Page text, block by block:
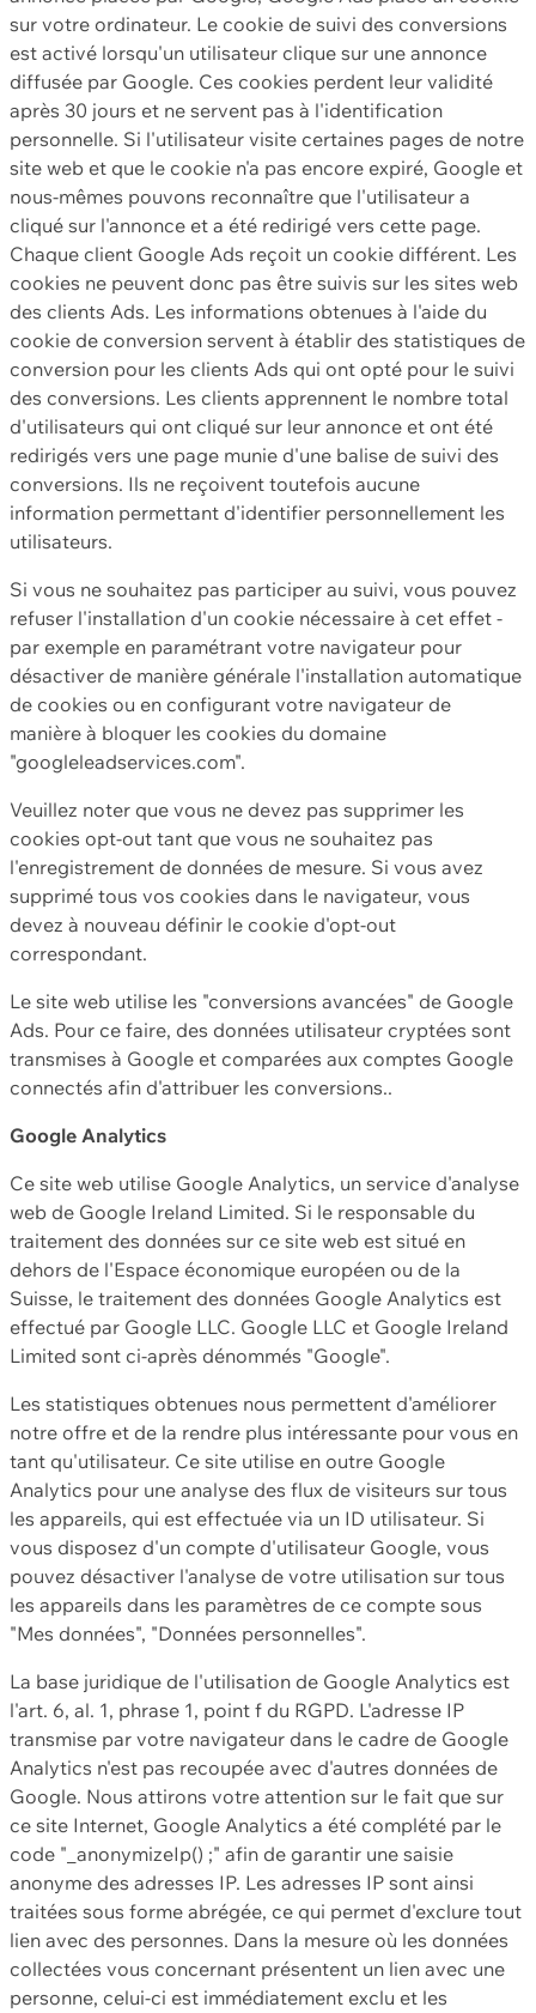
sur votre ordinateur. Le cookie de suivi des conversions
est activé lorsqu'un utilisateur clique sur une annonce
diffusée par Google. Ces cookies perdent leur validité
après 30 jours et ne servent pas à l'identification
personnelle. Si l'utilisateur visite certaines pages de notre
site web et que le cookie n'a pas encore expiré, Google et
nous-mêmes pouvons reconnaître que l'utilisateur a
cliqué sur l'annonce et a été redirigé vers cette page.
Chaque client Google Ads reçoit un cookie différent. Les
cookies ne peuvent donc pas être suivis sur les sites web
des clients Ads. Les informations obtenues à l'aide du
cookie de conversion servent à établir des statistiques de
conversion pour les clients Ads qui ont opté pour le suivi
des conversions. Les clients apprennent le nombre total
d'utilisateurs qui ont cliqué sur leur annonce et ont été
redirigés vers une page munie d'une balise de suivi des
conversions. Ils ne reçoivent toutefois aucune
information permettant d'identifier personnellement les
utilisateurs.
Si vous ne souhaitez pas participer au suivi, vous pouvez
refuser l'installation d'un cookie nécessaire à cet effet -
par exemple en paramétrant votre navigateur pour
désactiver de manière générale l'installation automatique
de cookies ou en configurant votre navigateur de
manière à bloquer les cookies du domaine
"googleleadservices.com".
Veuillez noter que vous ne devez pas supprimer les
cookies opt-out tant que vous ne souhaitez pas
l'enregistrement de données de mesure. Si vous avez
supprimé tous vos cookies dans le navigateur, vous
devez à nouveau définir le cookie d'opt-out
correspondant.
Le site web utilise les "conversions avancées" de Google
Ads. Pour ce faire, des données utilisateur cryptées sont
transmises à Google et comparées aux comptes Google
connectés afin d'attribuer les conversions..
Google Analytics
Ce site web utilise Google Analytics, un service d'analyse
web de Google Ireland Limited. Si le responsable du
traitement des données sur ce site web est situé en
dehors de l'Espace économique européen ou de la
Suisse, le traitement des données Google Analytics est
effectué par Google LLC. Google LLC et Google Ireland
Limited sont ci-après dénommés "Google".
Les statistiques obtenues nous permettent d'améliorer
notre offre et de la rendre plus intéressante pour vous en
tant qu'utilisateur. Ce site utilise en outre Google
Analytics pour une analyse des flux de visiteurs sur tous
les appareils, qui est effectuée via un ID utilisateur. Si
vous disposez d'un compte d'utilisateur Google, vous
pouvez désactiver l'analyse de votre utilisation sur tous
les appareils dans les paramètres de ce compte sous
"Mes données", "Données personnelles".
La base juridique de l'utilisation de Google Analytics est
l'art. 6, al. 1, phrase 1, point f du RGPD. L'adresse IP
transmise par votre navigateur dans le cadre de Google
Analytics n'est pas recoupée avec d'autres données de
Google. Nous attirons votre attention sur le fait que sur
ce site Internet, Google Analytics a été complété par le
code "_anonymizeIp() ;" afin de garantir une saisie
anonyme des adresses IP. Les adresses IP sont ainsi
traitées sous forme abrégée, ce qui permet d'exclure tout
lien avec des personnes. Dans la mesure où les données
collectées vous concernant présentent un lien avec une
personne, celui-ci est immédiatement exclu et les